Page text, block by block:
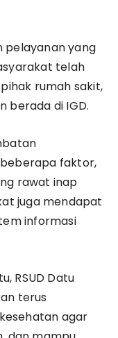
pelayanan yang
telah
rumah sakit,
berada di IGD.
faktor,
rawat inap
juga mendapat
informasi
RSUD Datu
terus
agar